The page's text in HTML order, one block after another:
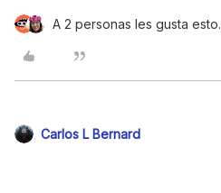
A 2 personas les gusta esto.
Carlos L Bernard